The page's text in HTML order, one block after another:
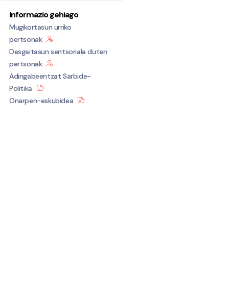
Informazio gehiago
Mugikortasun urriko
pertsonak
Desgaitasun sentsoriala duten
pertsonak
Adingabeentzat Sarbide-
Politika
Onarpen-eskubidea